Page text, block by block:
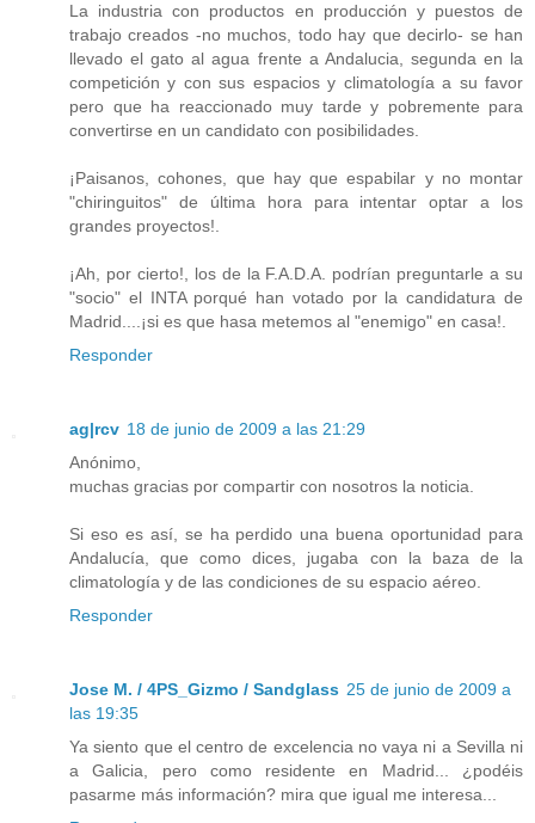
La industria con productos en producción y puestos de
trabajo creados -no muchos, todo hay que decirlo- se han
llevado el gato al agua frente a Andalucia, segunda en la
competición y con sus espacios y climatología a su favor
pero que ha reaccionado muy tarde y pobremente para
convertirse en un candidato con posibilidades.
¡Paisanos, cohones, que hay que espabilar y no montar
"chiringuitos" de última hora para intentar optar a los
grandes proyectos!.
¡Ah, por cierto!, los de la F.A.D.A. podrían preguntarle a su
"socio" el INTA porqué han votado por la candidatura de
Madrid....¡si es que hasa metemos al "enemigo" en casa!.
Responder
ag|rcv 18 de junio de 2009 a las 21:29
Anónimo,
muchas gracias por compartir con nosotros la noticia.
Si eso es así, se ha perdido una buena oportunidad para
Andalucía, que como dices, jugaba con la baza de la
climatología y de las condiciones de su espacio aéreo.
Responder
Jose M. / 4PS_Gizmo / Sandglass 25 de junio de 2009 a
las 19:35
Ya siento que el centro de excelencia no vaya ni a Sevilla ni
a Galicia, pero como residente en Madrid... ¿podéis
pasarme más información? mira que igual me interesa...